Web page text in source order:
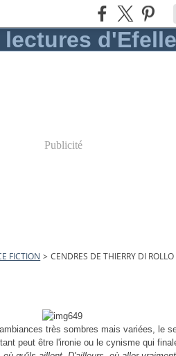
Publicité
FICTION > CENDRES DE THIERRY DI ROLLO
très sombres mais variées, le
peut être l'ironie ou le cynisme qui